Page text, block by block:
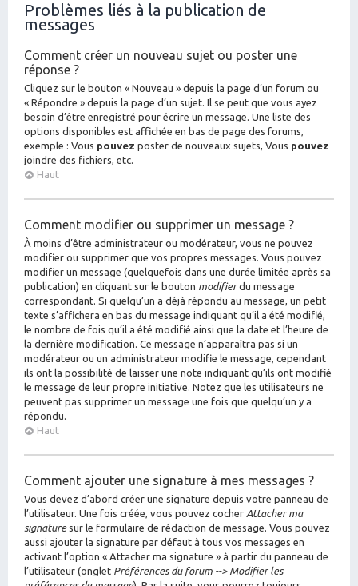
Problèmes liés à la publication de
messages
Comment créer un nouveau sujet ou poster une
réponse ?
Cliquez sur le bouton « Nouveau » depuis la page d’un forum ou
« Répondre » depuis la page d’un sujet. Il se peut que vous ayez
besoin d’être enregistré pour écrire un message. Une liste des
options disponibles est affichée en bas de page des forums,
exemple : Vous pouvez poster de nouveaux sujets, Vous pouvez
joindre des fichiers, etc.
Haut
Comment modifier ou supprimer un message ?
À moins d’être administrateur ou modérateur, vous ne pouvez
modifier ou supprimer que vos propres messages. Vous pouvez
modifier un message (quelquefois dans une durée limitée après sa
publication) en cliquant sur le bouton modifierdu message
correspondant. Si quelqu’un a déjà répondu au message, un petit
texte s’affichera en bas du message indiquant qu’il a été modifié,
le nombre de fois qu’il a été modifié ainsi que la date et l’heure de
la dernière modification. Ce message n’apparaîtra pas si un
modérateur ou un administrateur modifie le message, cependant
ils ont la possibilité de laisser une note indiquant qu’ils ont modifié
le message de leur propre initiative. Notez que les utilisateurs ne
peuvent pas supprimer un message une fois que quelqu’un y a
répondu.
Haut
Comment ajouter une signature à mes messages ?
Vous devez d’abord créer une signature depuis votre panneau de
l’utilisateur. Une fois créée, vous pouvez cocher Attacher ma
signaturesur le formulaire de rédaction de message. Vous pouvez
aussi ajouter la signature par défaut à tous vos messages en
activant l’option « Attacher ma signature » à partir du panneau de
l’utilisateur (onglet Préférences du forum --> Modifier les